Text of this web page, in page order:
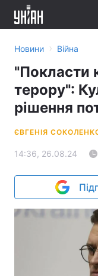
Новини › Війна
"Покласти
терору":
рішення
ЄВГЕНІЯ
14:36, 26.08.24